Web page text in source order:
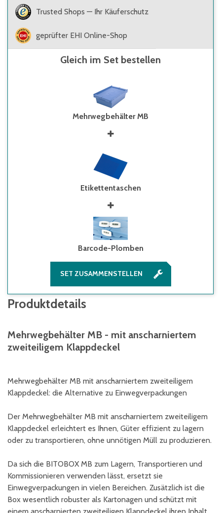
Trusted Shops — Ihr Käuferschutz
geprüfter EHI Online-Shop
Gleich im Set bestellen
Mehrwegbehälter MB
Etikettentaschen
Barcode-Plomben
SET ZUSAMMENSTELLEN
Produktdetails
Mehrwegbehälter MB - mit anscharniertem
zweiteiligem Klappdeckel
Mehrwegbehälter MB mit anscharniertem zweiteiligem
Klappdeckel: die Alternative zu Einwegverpackungen
Der Mehrwegbehälter MB mit anscharniertem zweiteiligem
Klappdeckel erleichtert es Ihnen, Güter effizient zu lagern
oder zu transportieren, ohne unnötigen Müll zu produzieren.
Da sich die BITOBOX MB zum Lagern, Transportieren und
Kommissionieren verwenden lässt, ersetzt sie
Einwegverpackungen in vielen Bereichen. Zusätzlich ist die
Box wesentlich robuster als Kartonagen und schützt mit